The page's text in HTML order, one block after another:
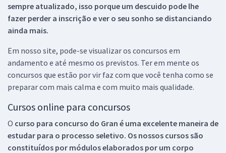
sempre atualizado, isso porque um descuido pode lhe
fazer perder a inscrição e ver o seu sonho se distanciando
ainda mais.
Em nosso site, pode-se visualizar os concursos em
andamento e até mesmo os previstos. Ter em mente os
concursos que estão por vir faz com que você tenha como se
preparar com mais calma e com muito mais qualidade.
Cursos online para concursos
O curso para concurso do Gran é uma excelente maneira de
estudar para o processo seletivo. Os nossos cursos são
constituídos por módulos elaborados por um corpo